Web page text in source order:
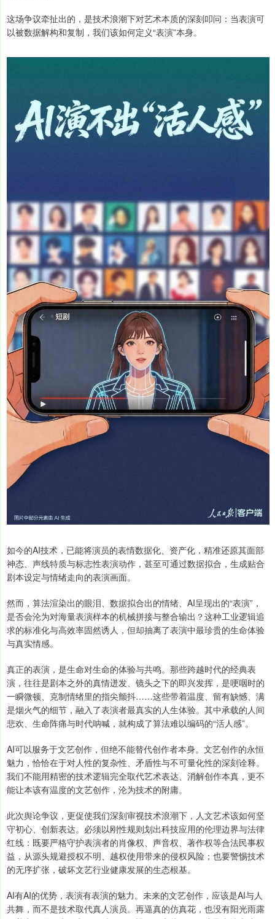
这场争议牵扯出的，是技术浪潮下对艺术本质的深刻叩问：当表演可
以被数据解构和复制，我们该如何定义“表演”本身。
如今的AI技术，已能将演员的表情数据化、资产化，精准还原其面部
神态、声线特质与标志性表演动作，甚至可通过数据拟合，生成贴合
剧本设定与情绪走向的表演画面。
然而，算法渲染出的眼泪、数据拟合出的情绪、AI呈现出的“表演”，
是否会沦为对海量表演样本的机械拼接与整合输出？这种工业逻辑追
求的标准化与高效率固然诱人，但却抽离了表演中最珍贵的生命体验
与真实情感。
真正的表演，是生命对生命的体验与共鸣。那些跨越时代的经典表
演，往往是剧本之外的真情迸发、镜头之下的即兴发挥，是哽咽时的
一瞬微顿、克制情绪里的指尖颤抖……这些带着温度、留有缺憾、满
是烟火气的细节，融入了表演者最真实的人生体验。其中承载的人间
悲欢、生命阵痛与时代呐喊，就构成了算法难以编码的“活人感”。
AI可以服务于文艺创作，但绝不能替代创作者本身。文艺创作的永恒
魅力，恰恰在于对人性的复杂性、矛盾性与不可量化性的深刻诠释。
我们不能用精密的技术逻辑完全取代艺术表达、消解创作本真，更不
能让本该有温度的文艺创作，沦为技术的附庸。
此次舆论争议，更促使我们深刻审视技术浪潮下，人文艺术该如何坚
守初心、创新表达。必须以刚性规则划出科技应用的伦理边界与法律
红线：既要严格守护表演者的肖像权、声音权、著作权等合法民事权
益，从源头规避授权不明、越权使用带来的侵权风险；也要警惕技术
的无序扩张，破坏文艺行业健康发展的生态根基。
AI有AI的优势，表演有表演的魅力。未来的文艺创作，应该是AI与人
共舞，而不是技术取代真人演员。再逼真的仿真花，也没有阳光雨露